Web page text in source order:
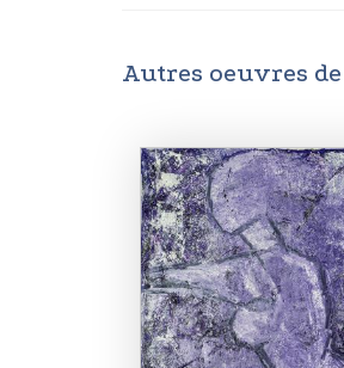
Autres oeuvres